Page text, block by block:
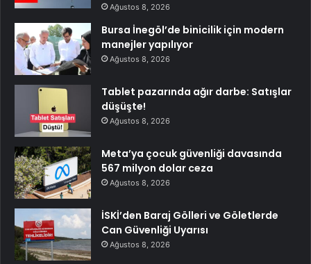
Ağustos 8, 2026
Bursa İnegöl’de binicilik için modern
manejler yapılıyor
Ağustos 8, 2026
Tablet pazarında ağır darbe: Satışlar
düşüşte!
Ağustos 8, 2026
Meta’ya çocuk güvenliği davasında
567 milyon dolar ceza
Ağustos 8, 2026
İSKİ’den Baraj Gölleri ve Göletlerde
Can Güvenliği Uyarısı
Ağustos 8, 2026